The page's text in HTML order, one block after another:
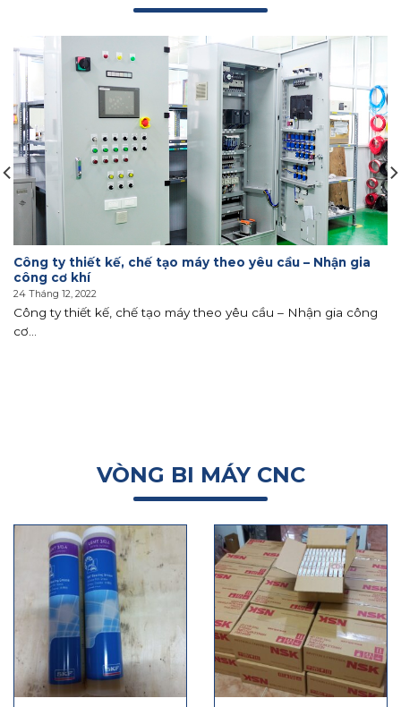
Công ty thiết kế, chế tạo máy theo yêu cầu – Nhận gia
công cơ khí
24 Tháng 12, 2022
Công ty thiết kế, chế tạo máy theo yêu cầu – Nhận gia công
cơ...
VÒNG BI MÁY CNC